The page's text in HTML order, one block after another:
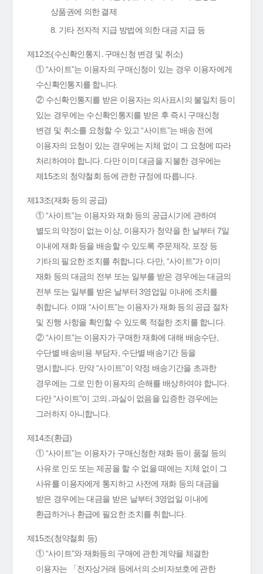
상품권에 의한 결제
8. 기타 전자적 지급 방법에 의한 대금 지급 등
제12조(수신확인통지․구매신청 변경 및 취소)
① “사이트”는 이용자의 구매신청이 있는 경우 이용자에게
수신확인통지를 합니다.
② 수신확인통지를 받은 이용자는 의사표시의 불일치 등이
있는 경우에는 수신확인통지를 받은 후 즉시 구매신청
변경 및 취소를 요청할 수 있고 “사이트”는 배송 전에
이용자의 요청이 있는 경우에는 지체 없이 그 요청에 따라
처리하여야 합니다. 다만 이미 대금을 지불한 경우에는
제15조의 청약철회 등에 관한 규정에 따릅니다.
제13조(재화 등의 공급)
① “사이트”는 이용자와 재화 등의 공급시기에 관하여
별도의 약정이 없는 이상, 이용자가 청약을 한 날부터 7일
이내에 재화 등을 배송할 수 있도록 주문제작, 포장 등
기타의 필요한 조치를 취합니다. 다만, “사이트”가 이미
재화 등의 대금의 전부 또는 일부를 받은 경우에는 대금의
전부 또는 일부를 받은 날부터 3영업일 이내에 조치를
취합니다. 이때 “사이트”는 이용자가 재화 등의 공급 절차
및 진행 사항을 확인할 수 있도록 적절한 조치를 합니다.
② “사이트”는 이용자가 구매한 재화에 대해 배송수단,
수단별 배송비용 부담자, 수단별 배송기간 등을
명시합니다. 만약 “사이트”이 약정 배송기간을 초과한
경우에는 그로 인한 이용자의 손해를 배상하여야 합니다.
다만 “사이트”이 고의․과실이 없음을 입증한 경우에는
그러하지 아니합니다.
제14조(환급)
① “사이트”는 이용자가 구매신청한 재화 등이 품절 등의
사유로 인도 또는 제공을 할 수 없을 때에는 지체 없이 그
사유를 이용자에게 통지하고 사전에 재화 등의 대금을
받은 경우에는 대금을 받은 날부터 3영업일 이내에
환급하거나 환급에 필요한 조치를 취합니다.
제15조(청약철회 등)
① “사이트”와 재화등의 구매에 관한 계약을 체결한
이용자는 「전자상거래 등에서의 소비자보호에 관한